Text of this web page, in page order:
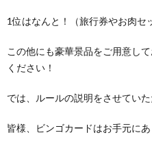
1位はなんと！ （旅行券やお肉セ
この他にも豪華景品をご用意し
ください！
では、ルールの説明をさせていた
皆様、ビンゴカードはお手元にあ